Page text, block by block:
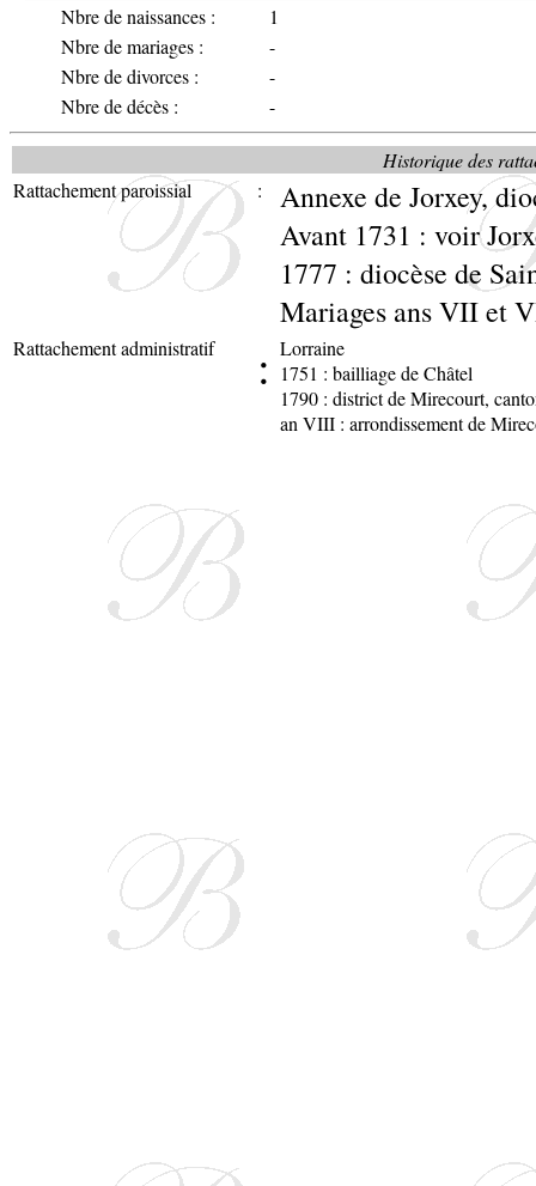
Nbre de naissances :
1
Nbre de mariages :
-
Nbre de divorces :
-
Nbre de décès :
-
Historique des
Rattachement paroissial
:
Annexe de Jorxey,
Avant 1731 : voir
1777 : diocèse de
Mariages ans VII et
Rattachement administratif : Lorraine
1751 : bailliage de Châtel
1790 : district de Mirecourt,
an VIII : arrondissement de